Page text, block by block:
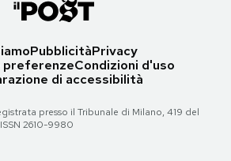
PubblicitàPrivacy
preferenzeCondizioni d'uso
di accessibilità
presso il Tribunale di Milano, 419 del
2610-9980